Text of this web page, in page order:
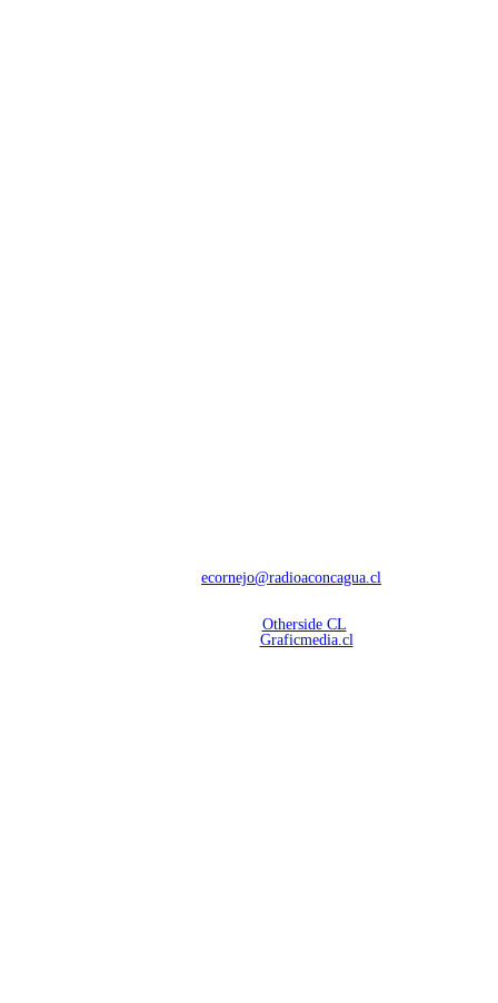
ecornejo@radioaconcagua.cl
Otherside CL
Graficmedia.cl